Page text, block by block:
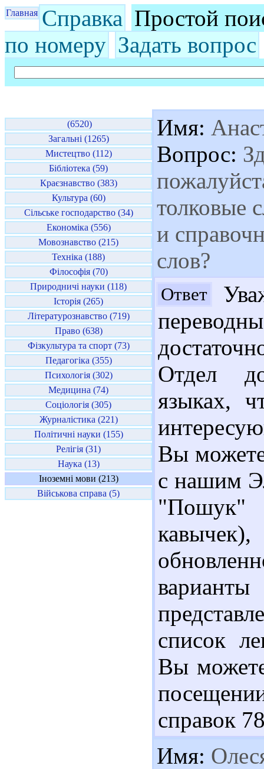
Главная Справка Простой
по номеру Задать вопрос
(6520)
Загальні (1265)
Мистецтво (112)
Бібліотека (59)
Краєзнавство (383)
Культура (60)
Сільське господарство (34)
Економіка (556)
Мовознавство (215)
Техніка (188)
Філософія (70)
Природничі науки (118)
Історія (265)
Літературознавство (719)
Право (638)
Фізкультура та спорт (73)
Педагогіка (355)
Психологія (302)
Медицина (74)
Соціологія (305)
Журналістика (221)
Політичні науки (155)
Релігія (31)
Наука (13)
Іноземні мови (213)
Військова справа (5)
Имя:
Вопрос:
толковые
и
слов?
Ответ
Отдел
языках,
Вы можете
с нашим
"Пошук"
список
Вы
справок
Имя: